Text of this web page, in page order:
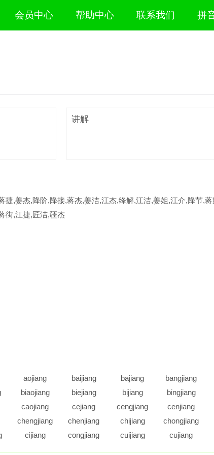
会员中心 帮助中心 联系我们 拼
讲解
捷,姜杰,降阶,降接,蒋杰,姜洁,江杰,绛解,江洁,姜姐,江介,降节,
街,江捷,匠洁,疆杰
aojiang baijiang bajiang bangjiang
biaojiang biejiang bijiang bingjiang
caojiang cejiang cengjiang cenjiang
chengjiang chenjiang chijiang chongjiang
cijiang congjiang cuijiang cujiang